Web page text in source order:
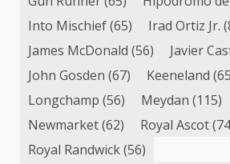
Into Mischief(65) Irad Ortiz Jr.
James McDonald (56) Javier
John Gosden (67) Keeneland
Longchamp (56) Meydan (115)
Newmarket(62) Royal Ascot
Royal Randwick(56)